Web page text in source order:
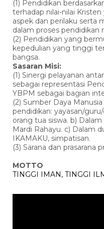
(1) Pendidikan
terhadap nilai-nilai
aspek dan perilaku serta
dalam proses pendidikan
(2) Pendidikan yang
kepedulian yang tinggi
bangsa.
Sasaran Misi:
(1) Sinergi pelayanan
sebagai representasi
YBPM sebagai bagian
(2) Sumber Daya
pendidikan: yayasan/
orang tua siswa. b)
Mardi Rahayu. c) Dalam
IKAMAKU, simpatisan.
(3) Sarana dan prasarana
MOTTO
TINGGI IMAN, TINGGI